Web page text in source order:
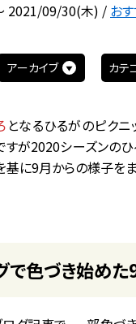
2021/09/30(木) / お
アーカイブ カテ
となるひるがのピクニ
すが2020シーズンの
基に9月からの様子をま
で色づき始め